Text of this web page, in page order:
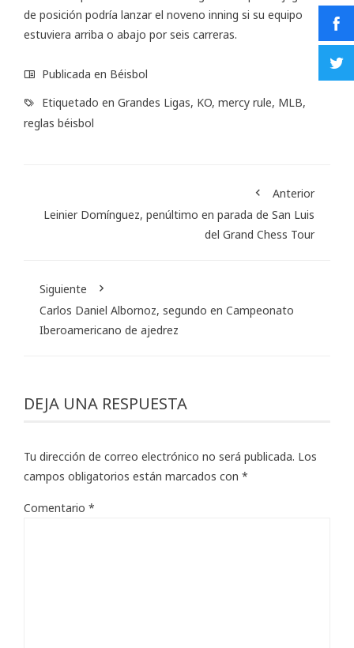
de posición podría lanzar el noveno inning si su equipo
estuviera arriba o abajo por seis carreras.
Publicada en Béisbol
Etiquetado en Grandes Ligas, KO, mercy rule, MLB,
reglas béisbol
Anterior
Leinier Domínguez, penúltimo en parada de San Luis
del Grand Chess Tour
Siguiente
Carlos Daniel Albornoz, segundo en Campeonato
Iberoamericano de ajedrez
DEJA UNA RESPUESTA
Tu dirección de correo electrónico no será publicada. Los
campos obligatorios están marcados con *
Comentario *